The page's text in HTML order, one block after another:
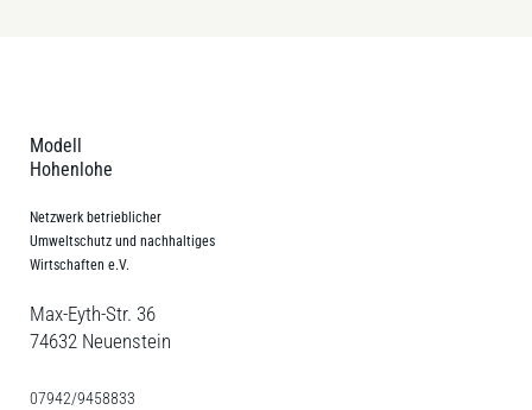
Modell
Hohenlohe
Netzwerk betrieblicher
Umweltschutz und nachhaltiges
Wirtschaften e.V.
Max-Eyth-Str. 36
74632 Neuenstein
07942/9458833